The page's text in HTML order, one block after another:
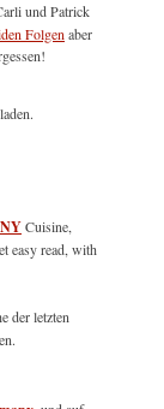
und Patrick
Folgenaber
Cuisine,
easy read, with
der letzten